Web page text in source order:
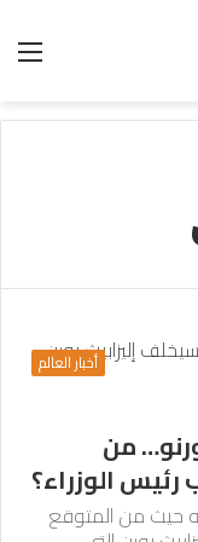
أخبار العالم
من
الوزراء؟
حيث من المتوقع